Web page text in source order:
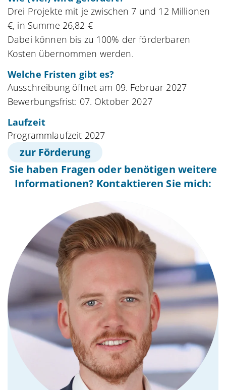
Drei Projekte mit je zwischen 7 und 12 Millionen
€, in Summe 26,82 €
Dabei können bis zu 100% der förderbaren
Kosten übernommen werden.
Welche Fristen gibt es?
Ausschreibung öffnet am 09. Februar 2027
Bewerbungsfrist: 07. Oktober 2027
Laufzeit
Programmlaufzeit 2027
zur Förderung
Sie haben Fragen oder benötigen weitere
Informationen? Kontaktieren Sie mich: